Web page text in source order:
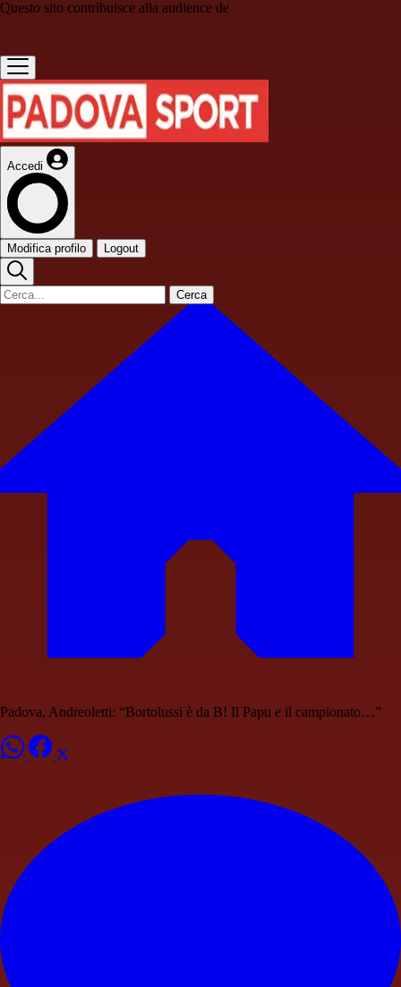
Questo sito contribuisce alla audience de
Accedi
Modifica profilo Logout
Cerca
Padova, Andreoletti: “Bortolussi è da B! Il Papu e il campionato…”